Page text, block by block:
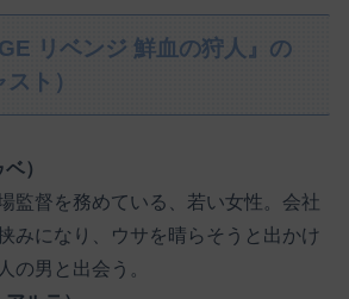
リベンジ 鮮血の狩人』の
ト）
）
監督を務めている、若い女性。会社
みになり、ウサを晴らそうと出かけ
の男と出会う。